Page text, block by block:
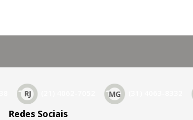
Redes Sociais